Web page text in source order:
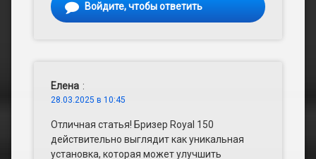
Войдите, чтобы ответить
Елена :
28.03.2025 в 10:45
Отличная статья! Бризер Royal 150
действительно выглядит как уникальная
установка, которая может улучшить